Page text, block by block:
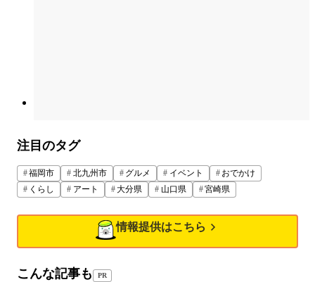
注目のタグ
福岡市 北九州市 グルメ イベント
おでかけ
くらし
アート 大分県 山口県 宮崎県
情報提供はこちら
こんな記事も PR